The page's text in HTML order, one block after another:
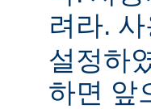
려라. 사
설정하
하면 앞